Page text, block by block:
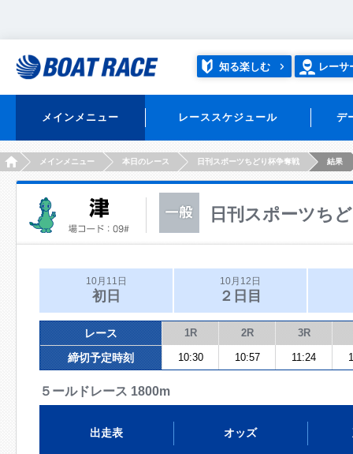
知る楽しむ レーサ
メインメニュー レーススケジュール デ
HOMEメインメニュー 本日のレース 日刊スポーツちどり杯争奪戦 結果
日刊スポーツち
10月11日
初日
10月12日
２日目
レース 1R 2R 3R
締切予定時刻 10:30 10:57 11:24
５ールドレース 1800m
出走表 オッズ